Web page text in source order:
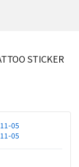
STICKER
05
05